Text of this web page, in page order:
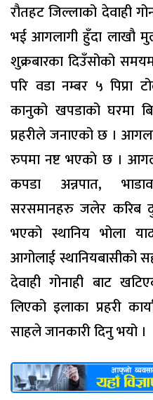
रौतहट जिल्लाको देवाही
भई आगलागी हुँदा लाखौ
शुक्रबारका दिउँसोको
परि वडा नम्बर ५ पिप्रा
कानुको खपडाको घरमा
प्रहरीले जनाएको छ ।
रुपमा नष्ट भएकाे छ ।
कपडा अन्नपात,
सरसमानहरु जलेर करिब
भएको स्थानिय भोला
आगोलाई स्थानियबासीको
देवाही गोनाही बाट
लिएको इलाका प्रहरी
साहले जानकारी दिनु भयो ।